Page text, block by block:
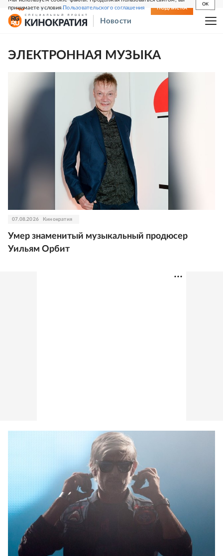
принимаете условияПользовательского соглашения
OK
СВЕЖИЙ НОМЕР ПОДПИСКА
Новости
ЭЛЕКТРОННАЯ МУЗЫКА
07.08.2026 Кинократия
Умер знаменитый музыкальный продюсер
Уильям Орбит